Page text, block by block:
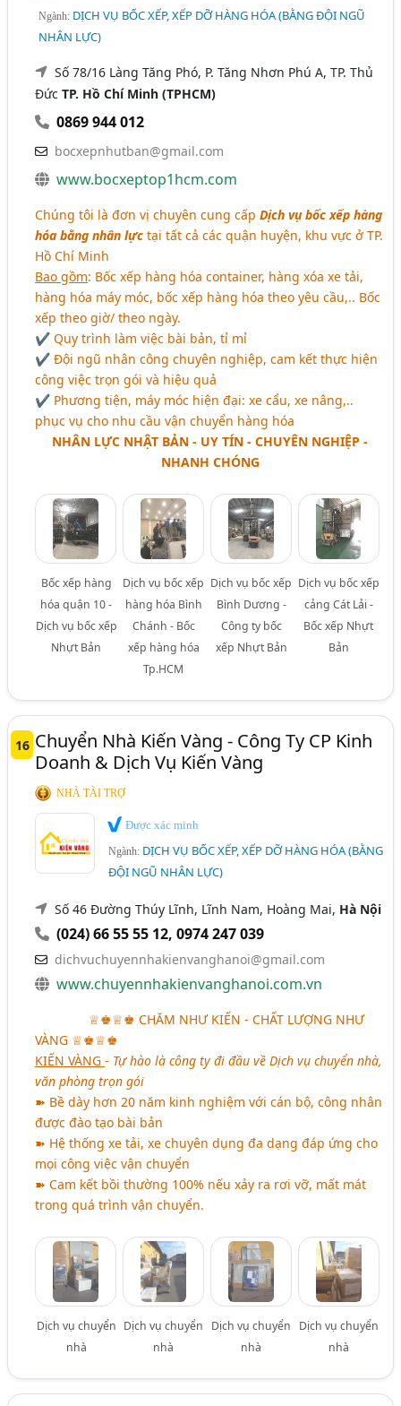
Ngành: DỊCH VỤ BỐC XẾP, XẾP DỠ HÀNG HÓA (BẰNG ĐỘI NGŨ
NHÂN LỰC)
Số 78/16 Làng Tăng Phó, P. Tăng Nhơn Phú A, TP. Thủ
ĐứcTP. Hồ Chí Minh (TPHCM)
0869 944 012
bocxepnhutban@gmail.com
www.bocxeptop1hcm.com
Chúng tôi là đơn vị chuyên cung cấpDịch vụ bốc xếp hàng
hóa bằng nhân lực tại tất cả các quận huyện, khu vực ở TP.
Hồ Chí Minh
Bao gồm: Bốc xếp hàng hóa container, hàng xóa xe tải,
hàng hóa máy móc, bốc xếp hàng hóa theo yêu cầu,.. Bốc
xếp theo giờ/ theo ngày.
✔ Quy trình làm việc bài bản, tỉ mỉ
✔ Đội ngũ nhân công chuyên nghiệp, cam kết thực hiện
công việc trọn gói và hiệu quả
✔ Phương tiện, máy móc hiện đại: xe cẩu, xe nâng,..
phục vụ cho nhu cầu vận chuyển hàng hóa
NHÂN LỰC NHẬT BẢN - UY TÍN - CHUYÊN NGHIỆP -
NHANH CHÓNG
Bốc xếp hàng
hóa quận 10 -
Dịch vụ bốc xếp
Nhựt Bản
Dịch vụ bốc xếp
hàng hóa Bình
Chánh - Bốc
xếp hàng hóa
Tp.HCM
Dịch vụ bốc xếp
Bình Dương -
Công ty bốc
xếp Nhựt Bản
Dịch vụ bốc xếp
cảng Cát Lải -
Bốc xếp Nhựt
Bản
16 Chuyển Nhà Kiến Vàng - Công Ty CP Kinh
Doanh & Dịch Vụ Kiến Vàng
NHÀ TÀI TRỢ
Được xác minh
Ngành: DỊCH VỤ BỐC XẾP, XẾP DỠ HÀNG HÓA (BẰNG
ĐỘI NGŨ NHÂN LỰC)
Số 46 Đường Thúy Lĩnh, Lĩnh Nam, Hoàng Mai, Hà Nội
(024) 66 55 55 12,0974 247 039
dichvuchuyennhakienvanghanoi@gmail.com
www.chuyennhakienvanghanoi.com.vn
♕♚♕♚CHĂM NHƯ KIẾN - CHẤT LƯỢNG NHƯ
VÀNG ♕♚♕♚
KIẾN VÀNG- Tự hào là công ty đi đầu về Dịch vụ chuyển nhà,
văn phòng trọn gói
➽ Bề dày hơn 20 năm kinh nghiệm với cán bộ, công nhân
được đào tạo bài bản
➽ Hệ thống xe tải, xe chuyên dụng đa dạng đáp ứng cho
mọi công việc vận chuyển
➽ Cam kết bồi thường 100% nếu xảy ra rơi vỡ, mất mát
trong quá trình vận chuyển.
Dịch vụ chuyển
nhà
Dịch vụ chuyển
nhà
Dịch vụ chuyển
nhà
Dịch vụ chuyển
nhà